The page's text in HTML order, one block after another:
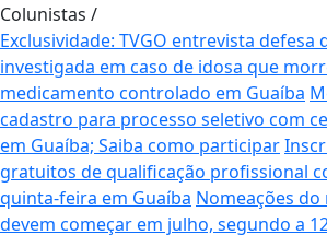
Colunistas /
Exclusividade: TVGO entrevista defesa
investigada em caso de idosa que
medicamento controlado em Guaíba
cadastro para processo seletivo com
em Guaíba; Saiba como participar
gratuitos de qualificação profissional
quinta-feira em Guaíba Nomeações
devem começar em julho, segundo a